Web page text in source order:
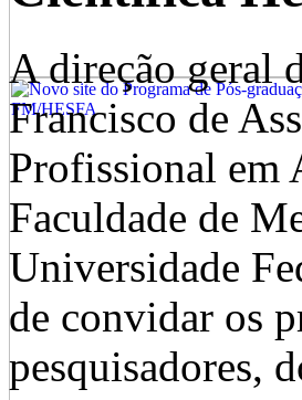
A direção geral
Francisco de
Profissional em
Faculdade de
Universidade
de convidar os
pesquisadores,